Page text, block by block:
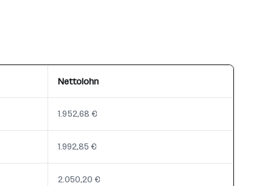
Nettolohn
1.952,68 €
1.992,85 €
2.050,20 €